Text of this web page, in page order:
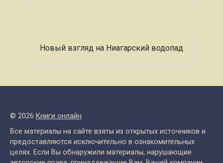
Новый взгляд на Ниагарский водопад
© 2026 Книги онлайн
Все материалы на сайте взяты из открытых источников и
предоставляются исключительно в ознакомительных
целях. Если Вы обнаружили материалы, нарушающие